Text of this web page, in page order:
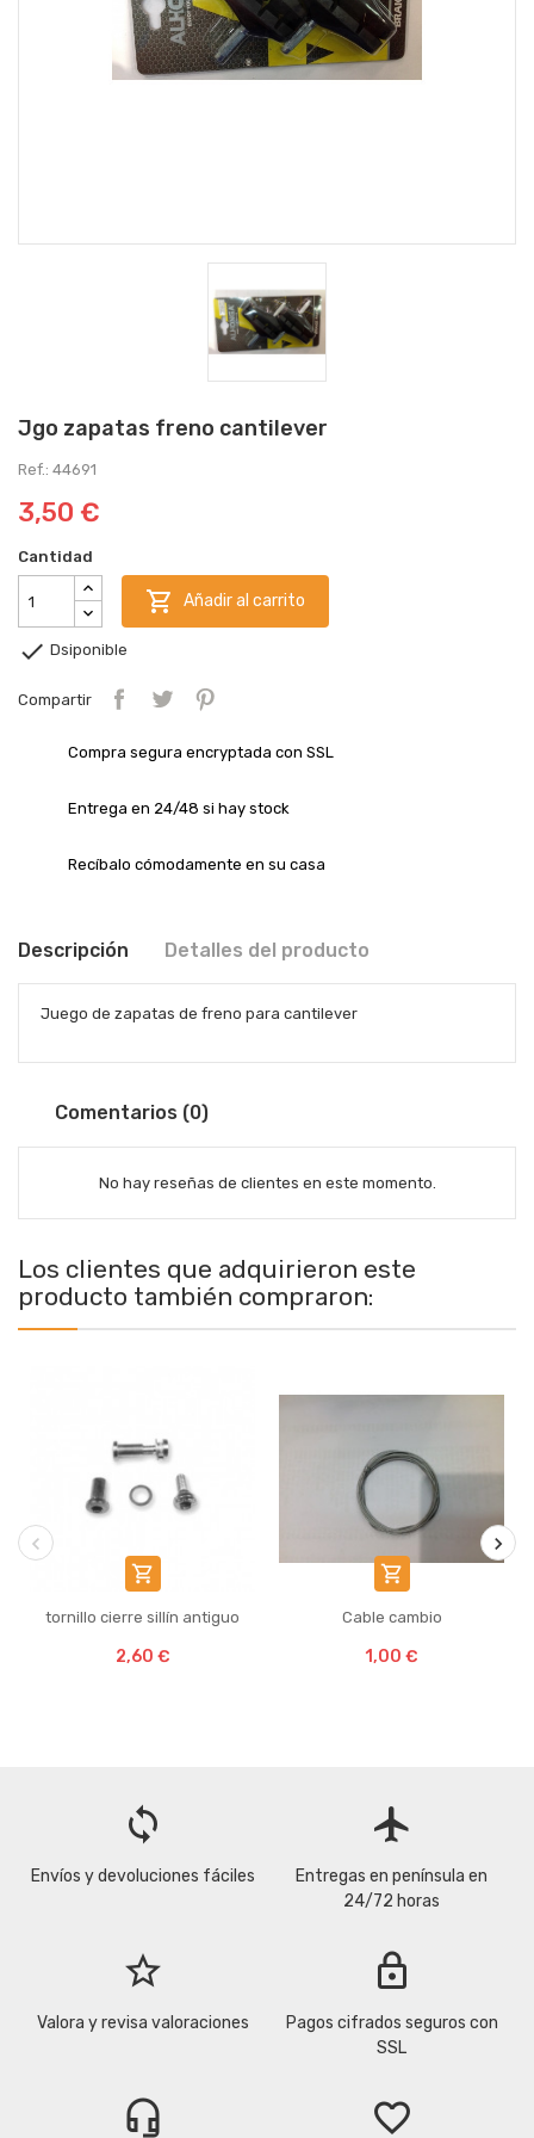
Jgo zapatas freno cantilever
Ref.: 44691
3,50 €
Cantidad
 Añadir al carrito
 Dsiponible
Compartir
Compra segura encryptada con SSL
Entrega en 24/48 si hay stock
Recíbalo cómodamente en su casa
Descripción Detalles del producto
Juego de zapatas de freno para cantilever
Comentarios (0)
No hay reseñas de clientes en este momento.
Los clientes que adquirieron este
producto también compraron:

tornillo cierre sillín antiguo
2,60 €

Cable cambio
1,00 €
loop
Envíos y devoluciones fáciles
flight
Entregas en península en
24/72 horas
star_border
Valora y revisa valoraciones
lock
Pagos cifrados seguros con
SSL
headset_mic favorite_border